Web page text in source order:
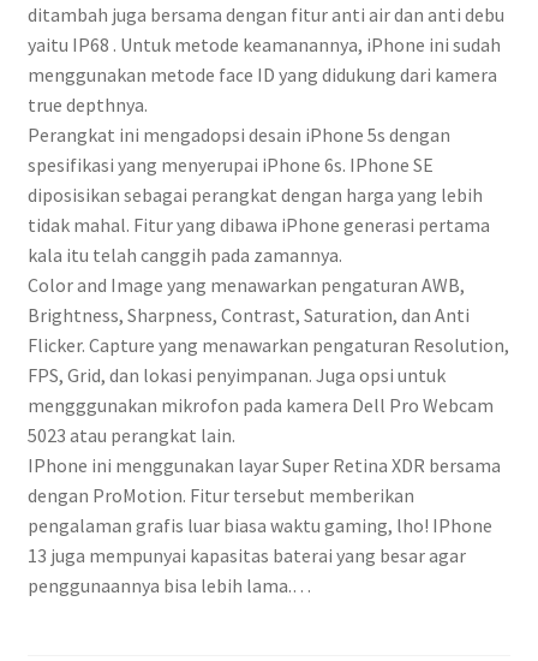
ditambah juga bersama dengan fitur anti air dan anti debu
yaitu IP68 . Untuk metode keamanannya, iPhone ini sudah
menggunakan metode face ID yang didukung dari kamera
true depthnya.
Perangkat ini mengadopsi desain iPhone 5s dengan
spesifikasi yang menyerupai iPhone 6s. IPhone SE
diposisikan sebagai perangkat dengan harga yang lebih
tidak mahal. Fitur yang dibawa iPhone generasi pertama
kala itu telah canggih pada zamannya.
Color and Image yang menawarkan pengaturan AWB,
Brightness, Sharpness, Contrast, Saturation, dan Anti
Flicker. Capture yang menawarkan pengaturan Resolution,
FPS, Grid, dan lokasi penyimpanan. Juga opsi untuk
mengggunakan mikrofon pada kamera Dell Pro Webcam
5023 atau perangkat lain.
IPhone ini menggunakan layar Super Retina XDR bersama
dengan ProMotion. Fitur tersebut memberikan
pengalaman grafis luar biasa waktu gaming, lho! IPhone
13 juga mempunyai kapasitas baterai yang besar agar
penggunaannya bisa lebih lama.…